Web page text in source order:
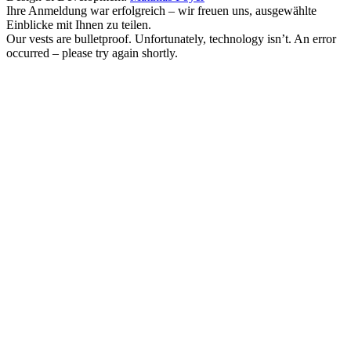
Ihre Anmeldung war erfolgreich – wir freuen uns, ausgewählte
Einblicke mit Ihnen zu teilen.
Our vests are bulletproof. Unfortunately, technology isn’t. An error
occurred – please try again shortly.